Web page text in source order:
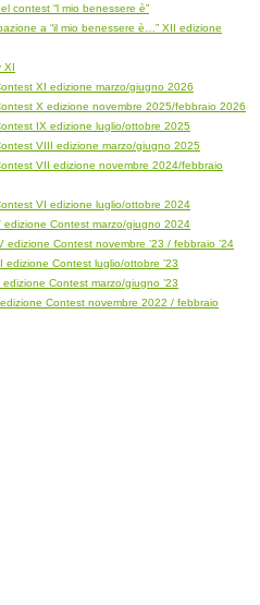
contest “l mio benessere è”
a “il mio benessere è…” XII edizione
XI
XI edizione marzo/giugno 2026
X edizione novembre 2025/febbraio 2026
IX edizione luglio/ottobre 2025
VIII edizione marzo/giugno 2025
VII edizione novembre 2024/febbraio
VI edizione luglio/ottobre 2024
edizione Contest marzo/giugno 2024
edizione Contest novembre ’23 / febbraio ’24
edizione Contest luglio/ottobre ’23
Contest marzo/giugno ’23
Contest novembre 2022 / febbraio